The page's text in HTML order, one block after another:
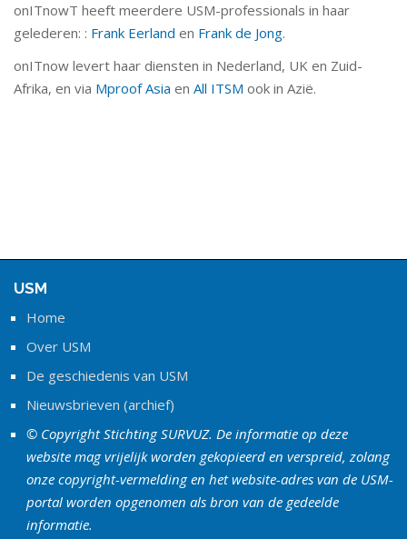
onITnowT heeft meerdere USM-professionals in haar
gelederen: : Frank Eerland en Frank de Jong.
onITnow levert haar diensten in Nederland, UK en Zuid-
Afrika, en via Mproof Asia en All ITSM ook in Azië.
USM
Home
Over USM
De geschiedenis van USM
Nieuwsbrieven (archief)
© Copyright Stichting SURVUZ. De informatie op deze
website mag vrijelijk worden gekopieerd en verspreid, zolang
onze copyright-vermelding en het website-adres van de USM-
portal worden opgenomen als bron van de gedeelde
informatie.